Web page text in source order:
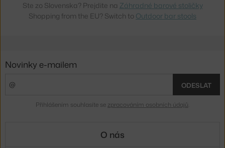
Ste zo Slovenska? Prejdite na Záhradné barové stoličky
Shopping from the EU? Switch to Outdoor bar stools
Novinky e-mailem
ODESLAT
Přihlášením souhlasíte se zpracováním osobních údajů
O nás